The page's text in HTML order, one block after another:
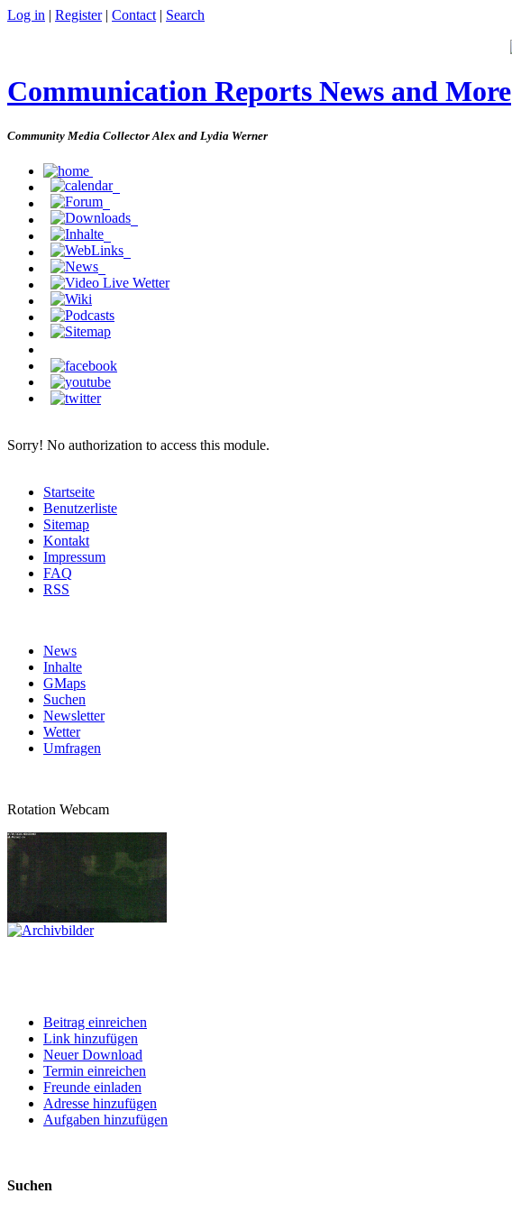
Log in | Register| Contact | Search
Communication Reports News and More
Community Media Collector Alex and Lydia Werner
Sorry! No authorization to access this module.
Startseite
Benutzerliste
Sitemap
Kontakt
Impressum
FAQ
RSS
News
Inhalte
GMaps
Suchen
Newsletter
Wetter
Umfragen
Rotation Webcam
Beitrag einreichen
Link hinzufügen
Neuer Download
Termin einreichen
Freunde einladen
Adresse hinzufügen
Aufgaben hinzufügen
Suchen